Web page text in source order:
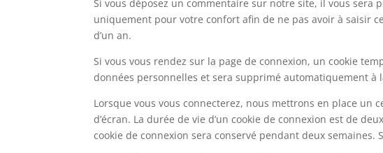
Si vous déposez un commentaire sur notre site, il vous sera
uniquement pour votre confort afin de ne pas avoir à saisir
d’un an.
Si vous vous rendez sur la page de connexion, un cookie
données personnelles et sera supprimé automatiquement à
Lorsque vous vous connecterez, nous mettrons en place
d’écran. La durée de vie d’un cookie de connexion est de
cookie de connexion sera conservé pendant deux semaines.